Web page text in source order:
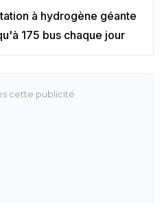
à hydrogène géante
175 bus chaque jour